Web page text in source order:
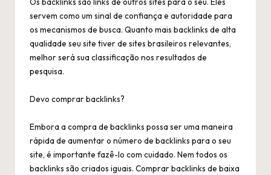
servem como um sinal de confiança e autoridade para
os mecanismos de busca. Quanto mais backlinks de alta
qualidade seu site tiver de sites brasileiros relevantes,
melhor será sua classificação nos resultados de
pesquisa.
Devo comprar backlinks?
Embora a compra de backlinks possa ser uma maneira
rápida de aumentar o número de backlinks para o seu
site, é importante fazê-lo com cuidado. Nem todos os
backlinks são criados iguais. Comprar backlinks de baixa